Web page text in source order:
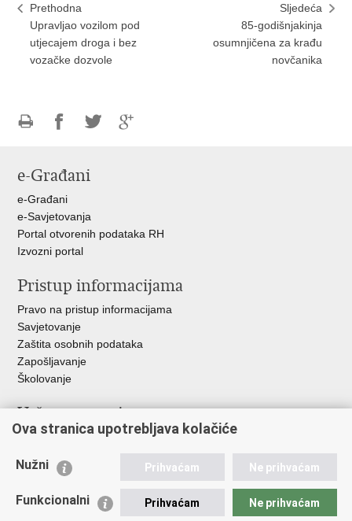
Prethodna
Upravljao vozilom pod
utjecajem droga i bez
vozačke dozvole
Sljedeća
85-godišnjakinja
osumnjičena za krađu
novčanika
FacebookuTwitteru
e-Građani
e-Građani
e-Savjetovanja
Portal otvorenih podataka RH
Izvozni portal
Pristup informacijama
Pravo na pristup informacijama
Savjetovanje
Zaštita osobnih podataka
Zapošljavanje
Školovanje
Važne poveznice
Ministarstvo unutarnjih poslova
Udruge
Policijska akademija
Ova stranica upotrebljava kolačiće
Nužni Prihvaćam Ne prihvaćam
Funkcionalni Prihvaćam Ne prihvaćam